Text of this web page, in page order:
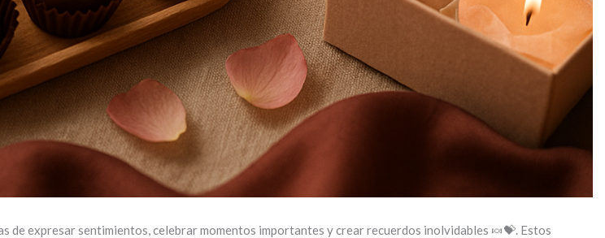
de expresar sentimientos, celebrar momentos importantes y crear recuerdos inolvidables 🍬💝. Estos